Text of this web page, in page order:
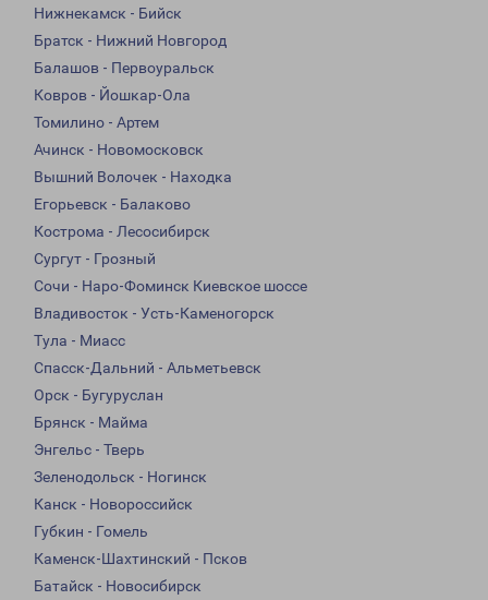
Нижнекамск - Бийск
Братск - Нижний Новгород
Балашов - Первоуральск
Ковров - Йошкар-Ола
Томилино - Артем
Ачинск - Новомосковск
Вышний Волочек - Находка
Егорьевск - Балаково
Кострома - Лесосибирск
Сургут - Грозный
Сочи - Наро-Фоминск Киевское шоссе
Владивосток - Усть-Каменогорск
Тула - Миасс
Спасск-Дальний - Альметьевск
Орск - Бугуруслан
Брянск - Майма
Энгельс - Тверь
Зеленодольск - Ногинск
Канск - Новороссийск
Губкин - Гомель
Каменск-Шахтинский - Псков
Батайск - Новосибирск